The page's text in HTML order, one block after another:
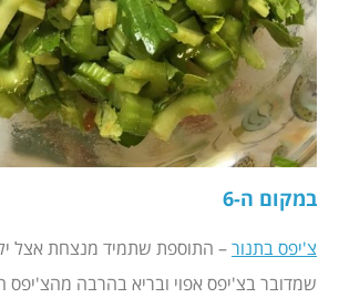
במקום ה-6
צ'יפס בתנור– התוספת שתמיד מנצחת אצל
שמדובר בצ'יפס אפוי ובריא בהרבה מהצ'יפס